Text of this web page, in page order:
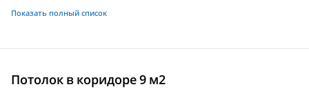
Показать полный список
Потолок в коридоре 9 м2